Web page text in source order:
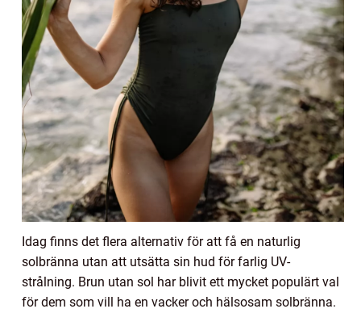
Idag finns det flera alternativ för att få en naturlig
solbränna utan att utsätta sin hud för farlig UV-
strålning. Brun utan sol har blivit ett mycket populärt val
för dem som vill ha en vacker och hälsosam solbränna.